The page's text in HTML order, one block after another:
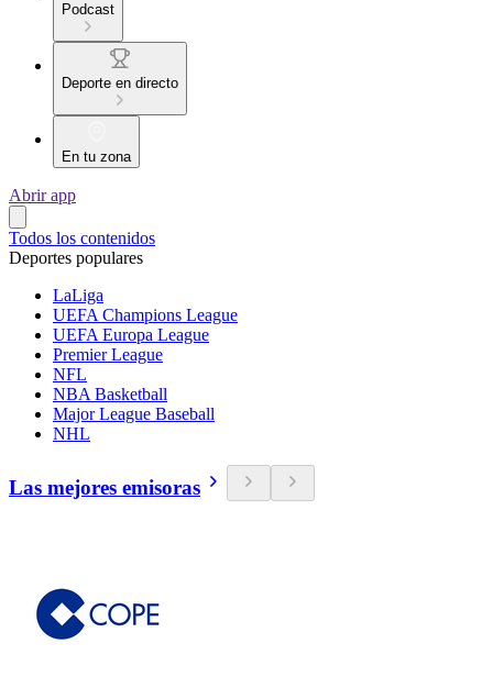
Podcast
Deporte en directo
En tu zona
Abrir app
Todos los contenidos
Deportes populares
LaLiga
UEFA Champions League
UEFA Europa League
Premier League
NFL
NBA Basketball
Major League Baseball
NHL
Las mejores emisoras